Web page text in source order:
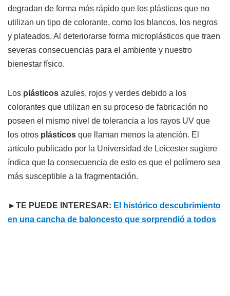
degradan de forma más rápido que los plásticos que no
utilizan un tipo de colorante, como los blancos, los negros
y plateados. Al deteriorarse forma microplásticos que traen
severas consecuencias para el ambiente y nuestro
bienestar físico.
Los plásticos azules, rojos y verdes debido a los
colorantes que utilizan en su proceso de fabricación no
poseen el mismo nivel de tolerancia a los rayos UV que
los otros plásticos que llaman menos la atención. El
artículo publicado por la Universidad de Leicester sugiere
índica que la consecuencia de esto es que el polímero sea
más susceptible a la fragmentación.
►TE PUEDE INTERESAR: El histórico descubrimiento
en una cancha de baloncesto que sorprendió a todos